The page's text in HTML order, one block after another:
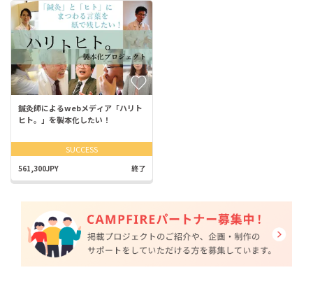
鍼灸師によるwebメディア「ハリト
ヒト。」を製本化したい！
SUCCESS
561,300JPY 終了